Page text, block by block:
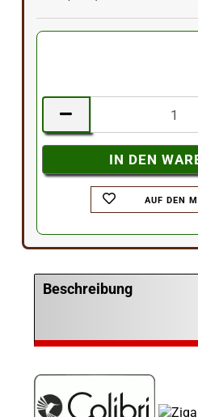
AUF DEN
Beschreibung